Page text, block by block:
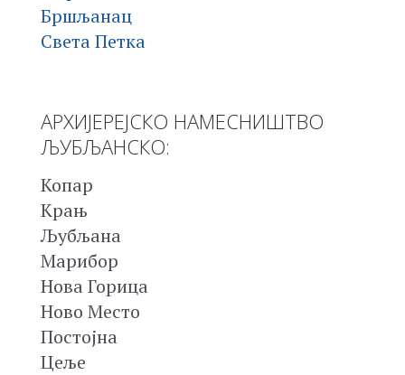
Бршљанац
Света Петка
АРХИЈЕРЕЈСКО НАМЕСНИШТВО
ЉУБЉАНСКО:
Копар
Крањ
Љубљана
Марибор
Нова Горица
Ново Место
Постојна
Цеље